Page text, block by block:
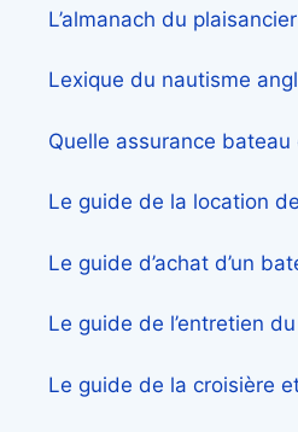
L’almanach du plaisancier
Lexique du nautisme
Quelle assurance bateau
Le guide de la location
Le guide d’achat d’un
Le guide de l’entretien
Le guide de la croisière